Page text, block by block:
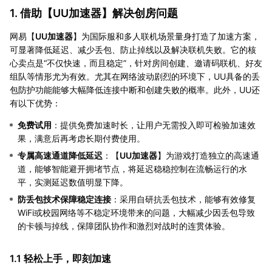
1. 借助【UU加速器】解决创房问题
网易【UU加速器】为国际服和多人联机场景量身打造了加速方案，
可显著降低延迟、减少丢包、防止掉线以及解决联机失败。它的核
心卖点是“不仅快速，而且稳定”，针对房间创建、邀请码联机、好友
组队等情形尤为有效。尤其在网络波动剧烈的环境下，UU具备的丢
包防护功能能够大幅降低连接中断和创建失败的概率。此外，UU还
有以下优势：
免费试用 ：提供免费加速时长，让用户无需投入即可检验加速效
果，满意后再考虑长期付费使用。
专属高速通道降低延迟 ：【UU加速器】为游戏打造独立的高速通
道，能够智能避开拥堵节点，将延迟稳稳控制在流畅运行的水
平，实测延迟数值明显下降。
防丢包技术保障稳定连接 ：采用自研抗丢包技术，能够有效修复
WiFi或校园网络等不稳定环境带来的问题，大幅减少因丢包导致
的卡顿与掉线，保障团队协作和激烈对战时的连贯体验。
1.1 轻松上手，即刻加速